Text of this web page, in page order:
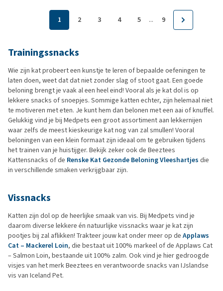
1 2 3 4 5 ... 9
Trainingssnacks
Wie zijn kat probeert een kunstje te leren of bepaalde oefeningen te
laten doen, weet dat dat niet zonder slag of stoot gaat. Een goede
beloning brengt je vaak al een heel eind! Vooral als je kat dol is op
lekkere snacks of snoepjes. Sommige katten echter, zijn helemaal niet
te motiveren met eten. Je kunt hem dan belonen met een aai of knuffel.
Gelukkig vind je bij Medpets een groot assortiment aan lekkernijen
waar zelfs de meest kieskeurige kat nog van zal smullen! Vooral
beloningen van een klein formaat zijn ideaal om te gebruiken tijdens
het trainen van je huistijger. Bekijk zeker ook de Beeztees
Kattensnacks of de Renske Kat Gezonde Beloning Vleeshartjes die
in verschillende smaken verkrijgbaar zijn.
Vissnacks
Katten zijn dol op de heerlijke smaak van vis. Bij Medpets vind je
daarom diverse lekkere én natuurlijke vissnacks waar je kat zijn
pootjes bij zal aflikken! Trakteer jouw kat onder meer op de Applaws
Cat – Mackerel Loin, die bestaat uit 100% markeel of de Applaws Cat
– Salmon Loin, bestaande uit 100% zalm. Ook vind je hier gedroogde
visjes van het merk Beeztees en verantwoorde snacks van IJslandse
vis van Iceland Pet.